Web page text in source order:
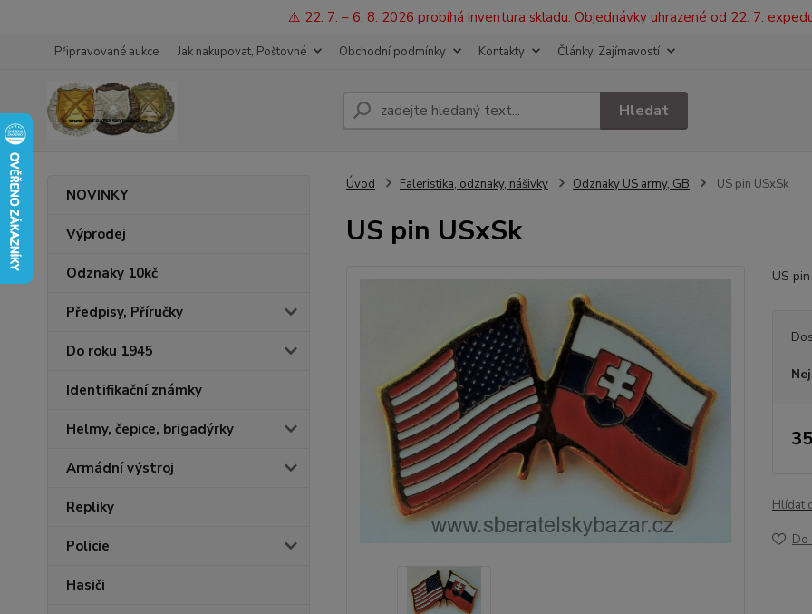
⚠️ 22. 7. – 6. 8. 2026 probíhá inventura skladu. Objednávky uhrazené od 22. 7.
Připravované aukce Jak nakupovat, Poštovné Obchodní podmínky Kontakty Články, Zajímavostí
Hledat
NOVINKY
Výprodej
Odznaky 10kč
Předpisy, Příručky
Do roku 1945
Identifikační známky
Helmy, čepice, brigadýrky
Armádní výstroj
Repliky
Policie
Hasiči
Úvod Faleristika, odznaky, nášivky Odznaky US army, GB US pin USxSk
US pin USxSk
US
Hlídat
Do